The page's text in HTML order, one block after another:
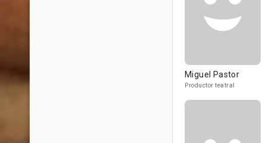
Miguel Pastor
Productor teatral